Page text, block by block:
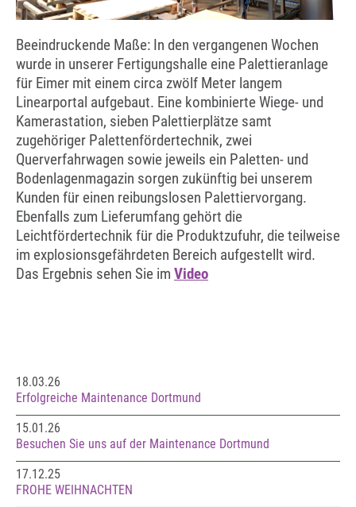
Beeindruckende Maße: In den vergangenen Wochen
wurde in unserer Fertigungshalle eine Palettieranlage
für Eimer mit einem circa zwölf Meter langem
Linearportal aufgebaut. Eine kombinierte Wiege- und
Kamerastation, sieben Palettierplätze samt
zugehöriger Palettenfördertechnik, zwei
Querverfahrwagen sowie jeweils ein Paletten- und
Bodenlagenmagazin sorgen zukünftig bei unserem
Kunden für einen reibungslosen Palettiervorgang.
Ebenfalls zum Lieferumfang gehört die
Leichtfördertechnik für die Produktzufuhr, die teilweise
im explosionsgefährdeten Bereich aufgestellt wird.
Das Ergebnis sehen Sie im Video
18.03.26
Erfolgreiche Maintenance Dortmund
15.01.26
Besuchen Sie uns auf der Maintenance Dortmund
17.12.25
FROHE WEIHNACHTEN